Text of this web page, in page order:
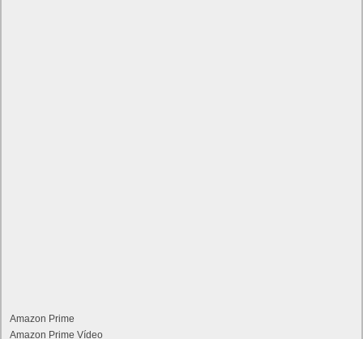
Amazon Prime
Amazon Prime Vídeo